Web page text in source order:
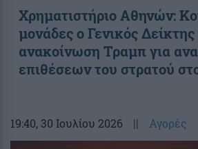
Χρηματιστήριο Αθηνών:
μονάδες ο Γενικός
ανακοίνωση Τραμπ για
επιθέσεων του στρατού
19:40, 30 Ιουλίου 2026 || Αγορές